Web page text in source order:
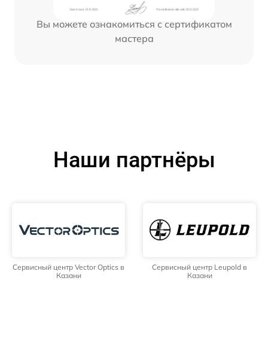
Вы можете ознакомиться с сертификатом
мастера
Наши партнёры
Сервисный центр Vector Optics в
Казани
Сервисный центр Leupold в
Казани